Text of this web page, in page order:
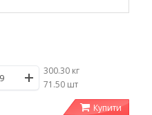
300.30 кг
/71.50 шт
Купити